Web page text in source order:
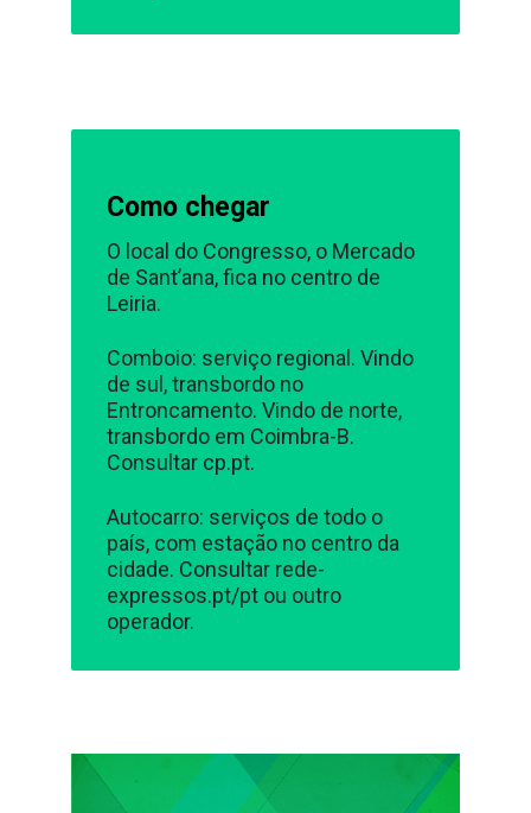
Como chegar
O local do Congresso, o Mercado
de Sant’ana, fica no centro de
Leiria.
Comboio: serviço regional. Vindo
de sul, transbordo no
Entroncamento. Vindo de norte,
transbordo em Coimbra-B.
Consultar cp.pt.
Autocarro: serviços de todo o
país, com estação no centro da
cidade. Consultar rede-
expressos.pt/pt ou outro
operador.